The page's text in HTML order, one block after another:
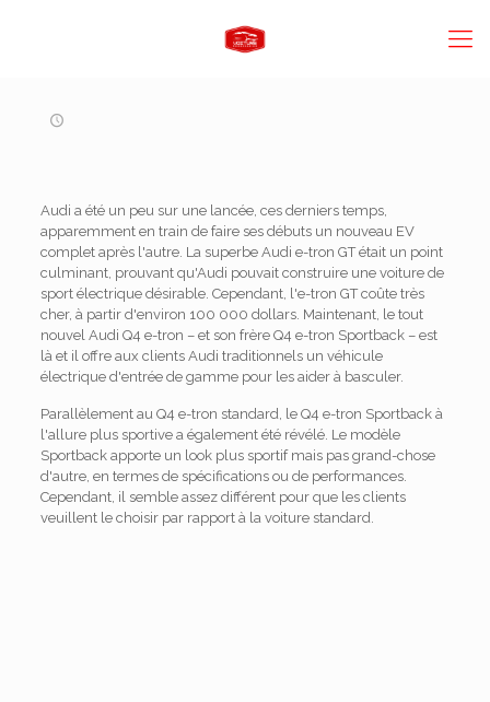
Audi a été un peu sur une lancée, ces derniers temps,
apparemment en train de faire ses débuts un nouveau EV
complet après l'autre. La superbe Audi e-tron GT était un point
culminant, prouvant qu'Audi pouvait construire une voiture de
sport électrique désirable. Cependant, l'e-tron GT coûte très
cher, à partir d'environ 100 000 dollars. Maintenant, le tout
nouvel Audi Q4 e-tron – et son frère Q4 e-tron Sportback – est
là et il offre aux clients Audi traditionnels un véhicule
électrique d'entrée de gamme pour les aider à basculer.
Parallèlement au Q4 e-tron standard, le Q4 e-tron Sportback à
l'allure plus sportive a également été révélé. Le modèle
Sportback apporte un look plus sportif mais pas grand-chose
d'autre, en termes de spécifications ou de performances.
Cependant, il semble assez différent pour que les clients
veuillent le choisir par rapport à la voiture standard.